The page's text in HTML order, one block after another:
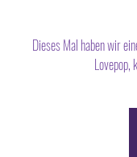
Dieses Mal haben wir
Lovepop,